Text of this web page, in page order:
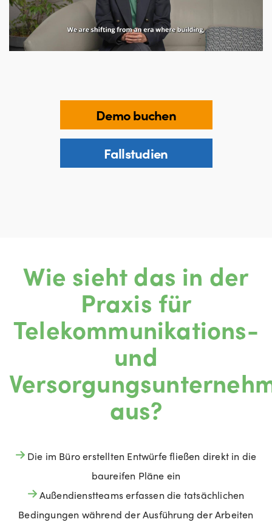
Demo buchen
Fallstudien
Wie sieht das in der
Praxis für
Telekommunikations-
und
aus?
Die im Büro erstellten Entwürfe fließen direkt in die
baureifen Pläne ein
Außendienstteams erfassen die tatsächlichen
Bedingungen während der Ausführung der Arbeiten